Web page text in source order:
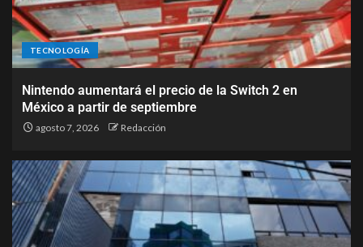
TECNOLOGÍA
Nintendo aumentará el precio de la Switch 2 en
México a partir de septiembre
agosto 7, 2026 Redacción